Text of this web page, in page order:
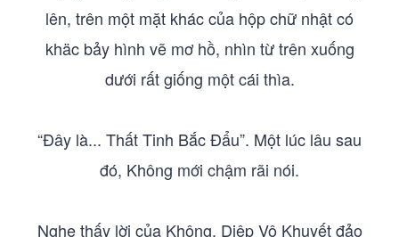
lên, trên một mặt khác của hộp chữ nhật có
khäc bảy hình vẽ mơ hồ, nhìn từ trên xuống
dưới rất giống một cái thìa.
“Đây là... Thất Tinh Bắc Đẩu”. Một lúc lâu sau
đó, Không mới chậm rãi nói.
Nghe thấy lời của Không, Diệp Vô Khuyết đảo